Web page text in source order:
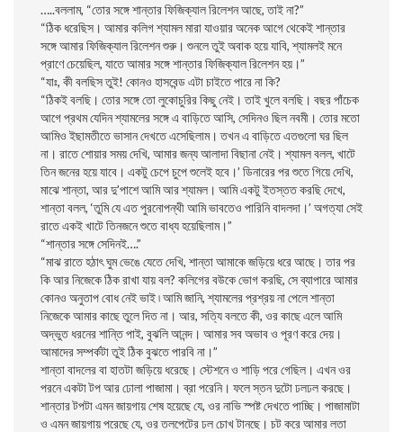
…..বললাম, “তোর সঙ্গে শান্তার ফিজিক্যাল রিলেশন আছে, তাই না?”
“ঠিক ধরেছিস। আমার কলিগ শ্যামল মারা যাওয়ার অনেক আগে থেকেই শান্তার
সঙ্গে আমার ফিজিক্যাল রিলেশন শুরু। শুনলে তুই অবাক হয়ে যাবি, শ্যামলই মনে
প্রাণে চেয়েছিল, যাতে আমার সঙ্গে শান্তার ফিজিক্যাল রিলেশন হয়।”
“যাঃ, কী বলছিস তুই! কোনও হাসবেন্ড এটা চাইতে পারে না কি?
“ঠিকই বলছি। তোর সঙ্গে তো লুকোচুরির কিছু নেই। তাই খুলে বলছি। বছর পাঁচেক
আগে প্রথম যেদিন শ্যামলের সঙ্গে এ বাড়িতে আসি, সেদিনও ছিল নবমী। তোর মতো
আমিও ইছামতীতে ভাসান দেখতে এসেছিলাম। তখন এ বাড়িতে এতগুলো ঘর ছিল
না। রাতে শোয়ার সময় দেখি, আমার জন্য আলাদা বিছানা নেই। শ্যামল বলল, খাটে
তিন জনের হয়ে যাবে। একটু চেপে চুপে শুলেই হবে।’ ডিনারের পর শুতে গিয়ে দেখি,
মাঝে শান্তা, আর দু’পাশে আমি আর শ্যামল। আমি একটু ইতস্তত করছি দেখে,
শান্তা বলল, ‘তুমি যে এত পুরনোপন্থী আমি ভাবতেও পারিনি বাদলদা।’ অগত্যা সেই
রাতে একই খাটে তিনজনে শুতে বাধ্য হয়েছিলাম।”
“শান্তার সঙ্গে সেদিনই….”
“মাঝ রাতে হঠাৎ ঘুম ভেঙে যেতে দেখি, শান্তা আমাকে জড়িয়ে ধরে আছে। তার পর
কি আর নিজেকে ঠিক রাখা যায় বল? কলিগের বউকে ভোগ করছি, সে ব্যাপারে আমার
কোনও অনুতাপ বোধ নেই ভাই ৷ আমি জানি, শ্যামলের প্রশ্রয় না পেলে শান্তা
নিজেকে আমার কাছে তুলে দিত না। আর, সত্যি বলতে কী, ওর কাছে এলে আমি
অদ্ভুত ধরনের শান্তি পাই, বুঝলি আনন্দ। আমার সব অভাব ও পূরণ করে দেয়।
আমাদের সম্পর্কটা তুই ঠিক বুঝতে পারবি না।”
শান্তা বাদলের বা হাতটা জড়িয়ে ধরেছে। স্টেশনে ও শাড়ি পরে গেছিল। এখন ওর
পরনে একটা টপ আর ঢোলা পাজামা। ব্রা পরেনি। ফলে স্তন দুটো ঢলঢল করছে।
শান্তার টপটা এমন জায়গায় শেষ হয়েছে যে, ওর নাভি স্পষ্ট দেখতে পাচ্ছি। পাজামাটা
ও এমন জায়গায় পরেছে যে, ওর তলপেটের ঢল চোখ টানছে। চট করে আমার লতা